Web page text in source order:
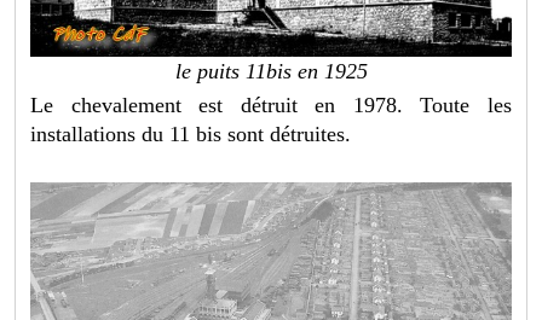
le puits 11bis en 1925
Le chevalement est détruit en 1978. Toute les
installations du 11 bis sont détruites.